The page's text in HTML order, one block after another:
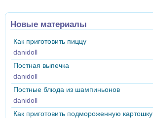
Новые материалы
Как приготовить пиццу
danidoll
Постная выпечка
danidoll
Постные блюда из шампиньонов
danidoll
Как приготовить подмороженную картошку